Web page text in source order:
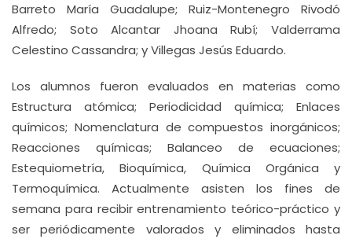
Barreto María Guadalupe; Ruiz-Montenegro Rivodó
Alfredo; Soto Alcantar Jhoana Rubí; Valderrama
Celestino Cassandra; y Villegas Jesús Eduardo.
Los alumnos fueron evaluados en materias como
Estructura atómica; Periodicidad química; Enlaces
químicos; Nomenclatura de compuestos inorgánicos;
Reacciones químicas; Balanceo de ecuaciones;
Estequiometría, Bioquímica, Química Orgánica y
Termoquímica. Actualmente asisten los fines de
semana para recibir entrenamiento teórico-práctico y
ser periódicamente valorados y eliminados hasta